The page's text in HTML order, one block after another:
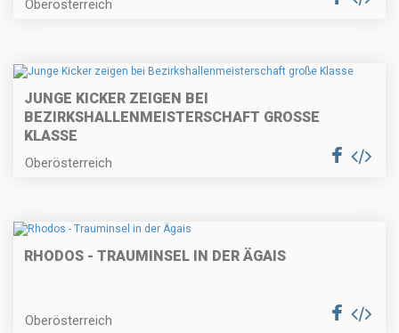
Oberösterreich
JUNGE KICKER ZEIGEN BEI
BEZIRKSHALLENMEISTERSCHAFT GROSSE K
LASSE
Oberösterreich
RHODOS - TRAUMINSEL IN DER ÄGAIS
Oberösterreich